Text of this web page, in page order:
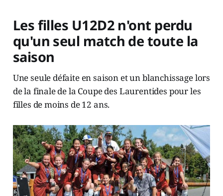
Les filles U12D2 n'ont perdu
qu'un seul match de toute la
saison
Une seule défaite en saison et un blanchissage lors
de la finale de la Coupe des Laurentides pour les
filles de moins de 12 ans.